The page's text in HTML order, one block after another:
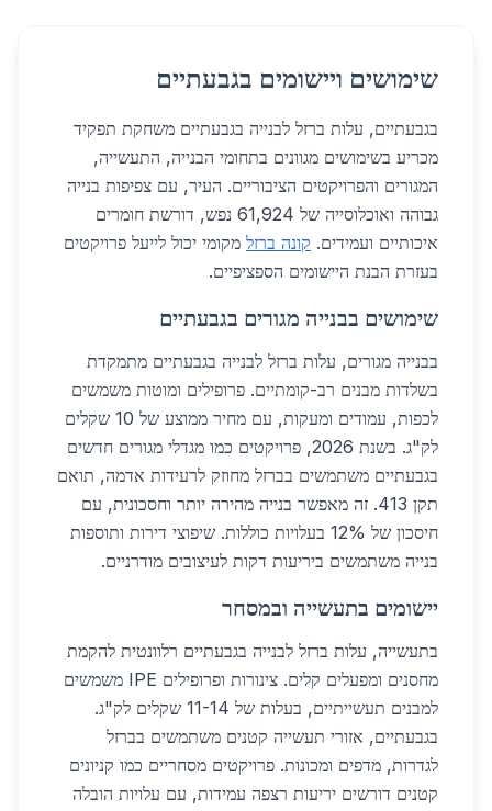
שימושים ויישומים בגבעתיים
בגבעתיים, עלות ברזל לבנייה בגבעתיים משחקת תפקיד
מכריע בשימושים מגוונים בתחומי הבנייה, התעשייה,
המגורים והפרויקטים הציבוריים. העיר, עם צפיפות בנייה
גבוהה ואוכלוסייה של 61,924 נפש, דורשת חומרים
איכותיים ועמידים. קונה ברזל מקומי יכול לייעל פרויקטים
בעזרת הבנת היישומים הספציפיים.
שימושים בבנייה מגורים בגבעתיים
בבנייה מגורים, עלות ברזל לבנייה בגבעתיים מתמקדת
בשלדות מבנים רב-קומתיים. פרופילים ומוטות משמשים
לכפות, עמודים ומעקות, עם מחיר ממוצע של 10 שקלים
לק"ג. בשנת 2026, פרויקטים כמו מגדלי מגורים חדשים
בגבעתיים משתמשים בברזל מחוזק לרעידות אדמה, תואם
תקן 413. זה מאפשר בנייה מהירה יותר וחסכונית, עם
חיסכון של 12% בעלויות כוללות. שיפוצי דירות ותוספות
בנייה משתמשים ביריעות דקות לעיצובים מודרניים.
יישומים בתעשייה ובמסחר
בתעשייה, עלות ברזל לבנייה בגבעתיים רלוונטית להקמת
מחסנים ומפעלים קלים. צינורות ופרופילים IPE משמשים
למבנים תעשייתיים, בעלות של 11-14 שקלים לק"ג.
בגבעתיים, אזורי תעשייה קטנים משתמשים בברזל
לגדרות, מדפים ומכונות. פרויקטים מסחריים כמו קניונים
קטנים דורשים יריעות רצפה עמידות, עם עלויות הובלה